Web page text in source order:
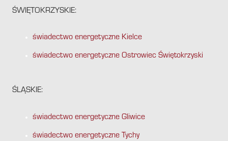
ŚWIĘTOKRZYSKIE:
świadectwo energetyczne Kielce
świadectwo energetyczne Ostrowiec Świętokrzyski
ŚLĄSKIE:
świadectwo energetyczne Gliwice
świadectwo energetyczne Tychy